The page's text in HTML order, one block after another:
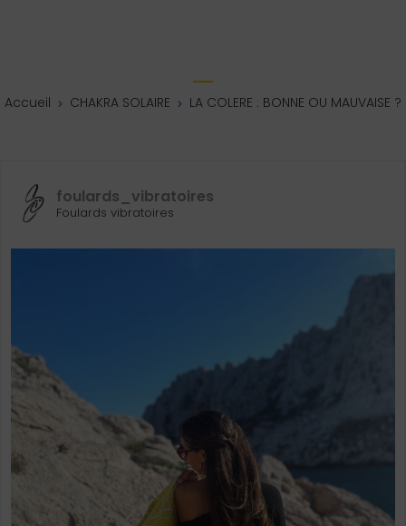
Accueil CHAKRA SOLAIRE LA COLERE : BONNE OU MAUVAISE ?
foulards_vibratoires
Foulards vibratoires